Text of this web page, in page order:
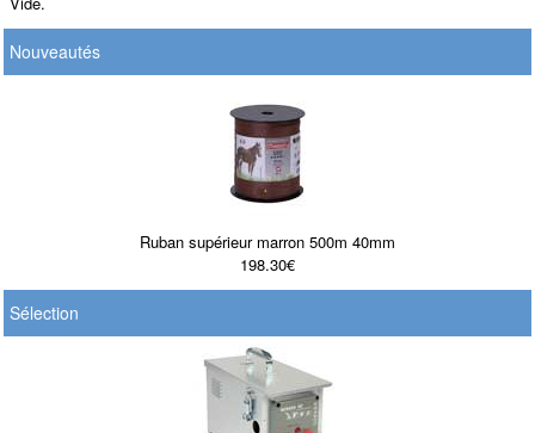
Nouveautés
Ruban supérieur marron 500m 40mm
198.30€
Sélection